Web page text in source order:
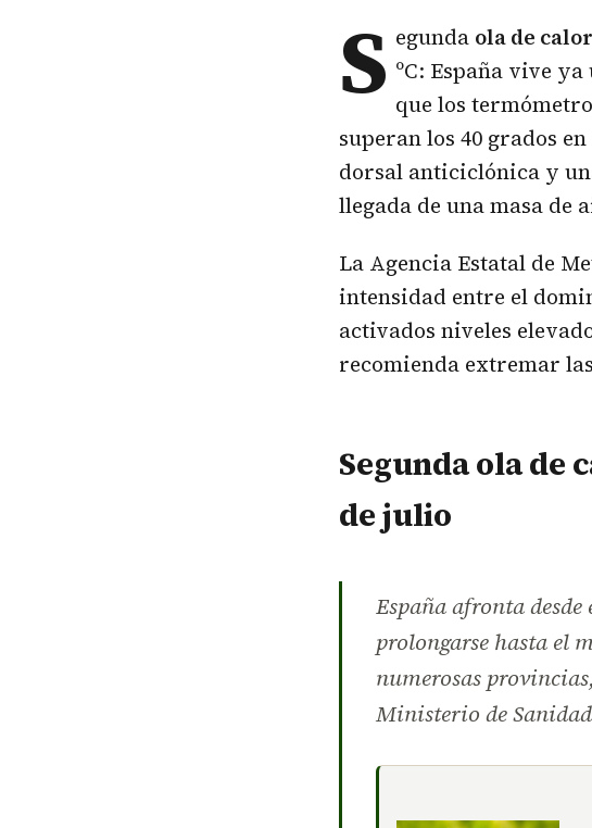
S egunda ola de
ºC: España vive
que los
superan los 40 grados
dorsal anticiclónica y
llegada de una masa de
La Agencia Estatal de
intensidad entre el
activados niveles
recomienda extremar
Segunda ola de
de julio
España afronta
prolongarse hasta el
numerosas
Ministerio de